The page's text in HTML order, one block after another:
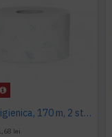
Hartie igienica, 170 m, 2 straturi, Tork
lei